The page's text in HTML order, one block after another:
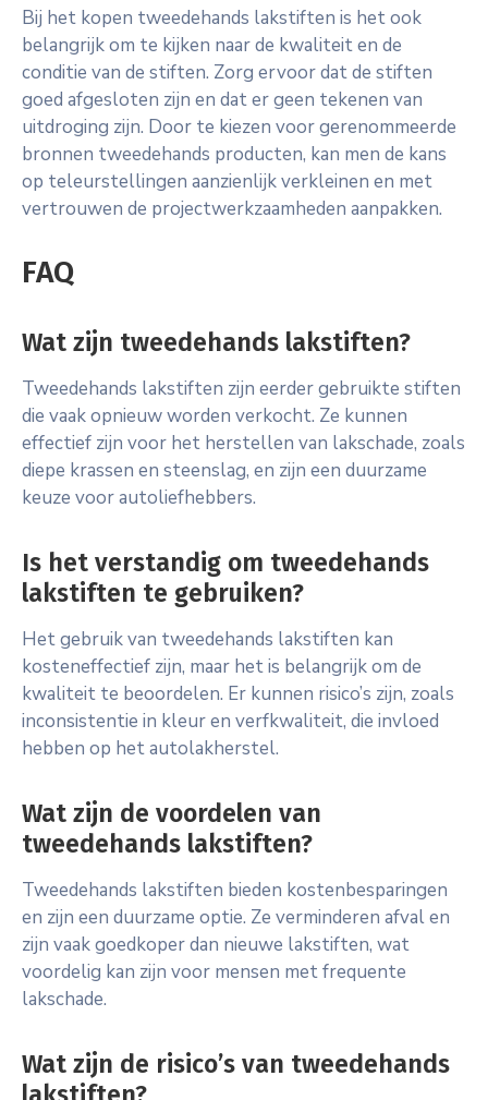
Bij het kopen tweedehands lakstiften is het ook
belangrijk om te kijken naar de kwaliteit en de
conditie van de stiften. Zorg ervoor dat de stiften
goed afgesloten zijn en dat er geen tekenen van
uitdroging zijn. Door te kiezen voor gerenommeerde
bronnen tweedehands producten, kan men de kans
op teleurstellingen aanzienlijk verkleinen en met
vertrouwen de projectwerkzaamheden aanpakken.
FAQ
Wat zijn tweedehands lakstiften?
Tweedehands lakstiften zijn eerder gebruikte stiften
die vaak opnieuw worden verkocht. Ze kunnen
effectief zijn voor het herstellen van lakschade, zoals
diepe krassen en steenslag, en zijn een duurzame
keuze voor autoliefhebbers.
Is het verstandig om tweedehands
lakstiften te gebruiken?
Het gebruik van tweedehands lakstiften kan
kosteneffectief zijn, maar het is belangrijk om de
kwaliteit te beoordelen. Er kunnen risico’s zijn, zoals
inconsistentie in kleur en verfkwaliteit, die invloed
hebben op het autolakherstel.
Wat zijn de voordelen van
tweedehands lakstiften?
Tweedehands lakstiften bieden kostenbesparingen
en zijn een duurzame optie. Ze verminderen afval en
zijn vaak goedkoper dan nieuwe lakstiften, wat
voordelig kan zijn voor mensen met frequente
lakschade.
Wat zijn de risico’s van tweedehands